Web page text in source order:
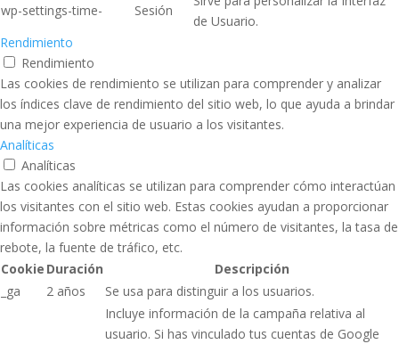
wp-settings-time-
Sesión
de Usuario.
Rendimiento
Rendimiento
Las cookies de rendimiento se utilizan para comprender y analizar
los índices clave de rendimiento del sitio web, lo que ayuda a brindar
una mejor experiencia de usuario a los visitantes.
Analíticas
Analíticas
Las cookies analíticas se utilizan para comprender cómo interactúan
los visitantes con el sitio web. Estas cookies ayudan a proporcionar
información sobre métricas como el número de visitantes, la tasa de
rebote, la fuente de tráfico, etc.
Cookie Duración
Descripción
_ga
2 años Se usa para distinguir a los usuarios.
Incluye información de la campaña relativa al
usuario. Si has vinculado tus cuentas de Google